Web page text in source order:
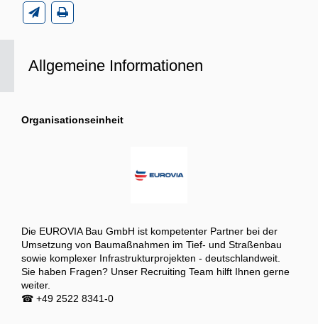
Allgemeine Informationen
Organisationseinheit
Die EUROVIA Bau GmbH ist kompetenter Partner bei der
Umsetzung von Baumaßnahmen im Tief- und Straßenbau
sowie komplexer Infrastrukturprojekten - deutschlandweit.
Sie haben Fragen? Unser Recruiting Team hilft Ihnen gerne
weiter.
☎ +49 2522 8341-0